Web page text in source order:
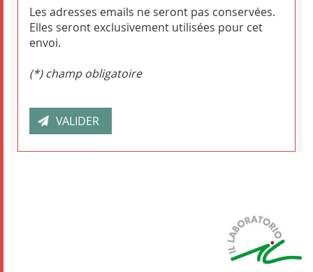
Les adresses emails ne seront pas conservées.
Elles seront exclusivement utilisées pour cet
envoi.
(*) champ obligatoire